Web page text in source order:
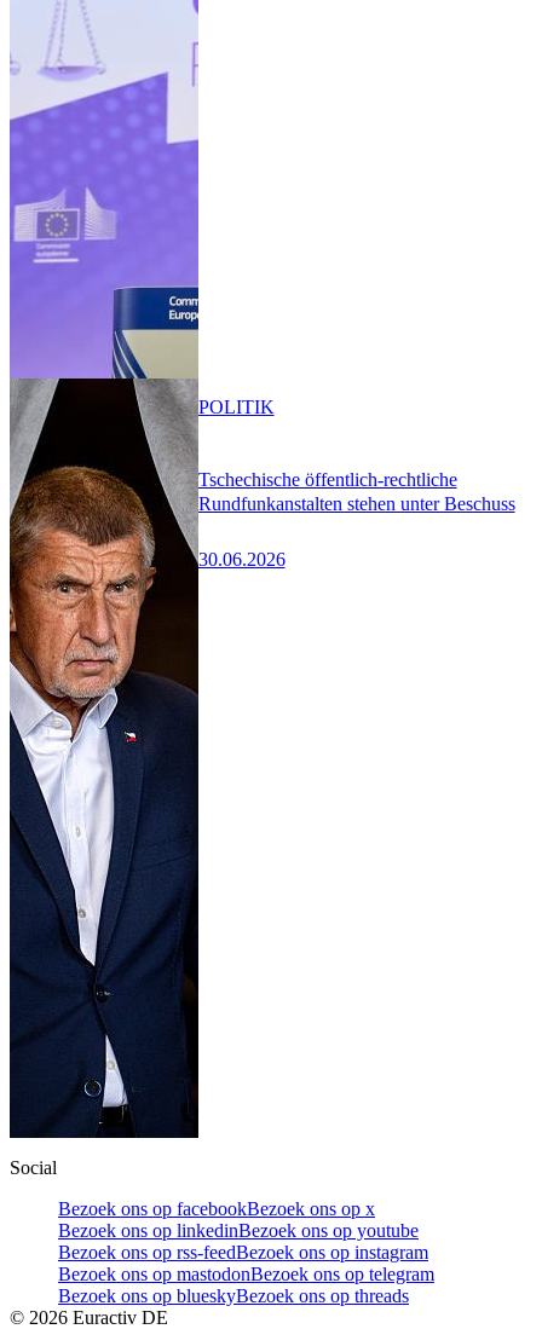
Tschechische öffentlich-rechtliche
Rundfunkanstalten stehen unter Beschuss
30.06.2026
POLITIK
Social
Bezoek ons op facebookBezoek ons op x
Bezoek ons op linkedinBezoek ons op youtube
Bezoek ons op rss-feedBezoek ons op instagram
Bezoek ons op mastodonBezoek ons op telegram
Bezoek ons op blueskyBezoek ons op threads
© 2026 Euractiv DE